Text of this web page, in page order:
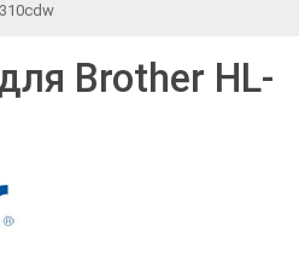
Brother HL-